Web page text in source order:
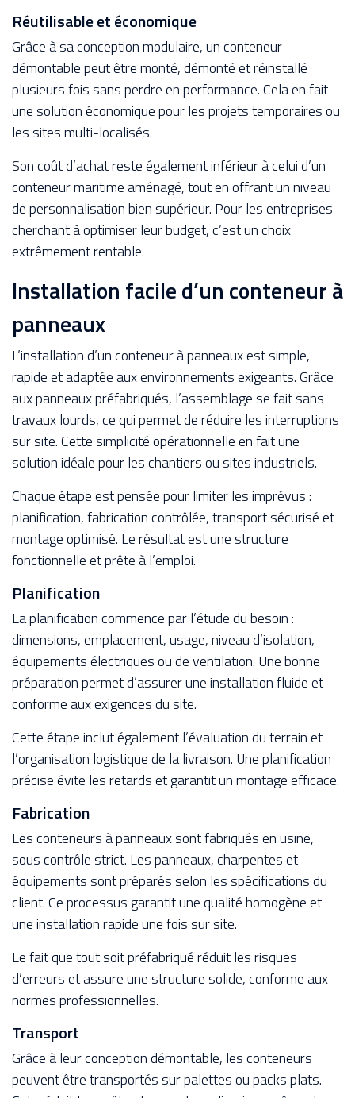
Réutilisable et économique
Grâce à sa conception modulaire, un conteneur
démontable peut être monté, démonté et réinstallé
plusieurs fois sans perdre en performance. Cela en fait
une solution économique pour les projets temporaires ou
les sites multi-localisés.
Son coût d’achat reste également inférieur à celui d’un
conteneur maritime aménagé, tout en offrant un niveau
de personnalisation bien supérieur. Pour les entreprises
cherchant à optimiser leur budget, c’est un choix
extrêmement rentable.
Installation facile d’un conteneur à
panneaux
L’installation d’un conteneur à panneaux est simple,
rapide et adaptée aux environnements exigeants. Grâce
aux panneaux préfabriqués, l’assemblage se fait sans
travaux lourds, ce qui permet de réduire les interruptions
sur site. Cette simplicité opérationnelle en fait une
solution idéale pour les chantiers ou sites industriels.
Chaque étape est pensée pour limiter les imprévus :
planification, fabrication contrôlée, transport sécurisé et
montage optimisé. Le résultat est une structure
fonctionnelle et prête à l’emploi.
Planification
La planification commence par l’étude du besoin :
dimensions, emplacement, usage, niveau d’isolation,
équipements électriques ou de ventilation. Une bonne
préparation permet d’assurer une installation fluide et
conforme aux exigences du site.
Cette étape inclut également l’évaluation du terrain et
l’organisation logistique de la livraison. Une planification
précise évite les retards et garantit un montage efficace.
Fabrication
Les conteneurs à panneaux sont fabriqués en usine,
sous contrôle strict. Les panneaux, charpentes et
équipements sont préparés selon les spécifications du
client. Ce processus garantit une qualité homogène et
une installation rapide une fois sur site.
Le fait que tout soit préfabriqué réduit les risques
d’erreurs et assure une structure solide, conforme aux
normes professionnelles.
Transport
Grâce à leur conception démontable, les conteneurs
peuvent être transportés sur palettes ou packs plats.